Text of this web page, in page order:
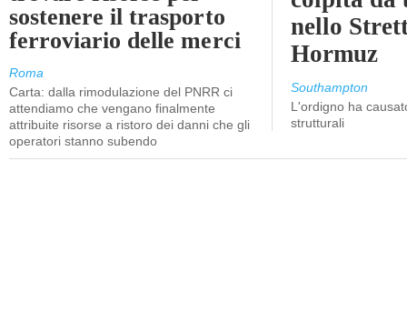
sostenere il trasporto
ferroviario delle merci
Roma
Carta: dalla rimodulazione del PNRR ci
attendiamo che vengano finalmente
attribuite risorse a ristoro dei danni che gli
operatori stanno subendo
nello
Hormuz
Southampton
L'ordigno ha
strutturali